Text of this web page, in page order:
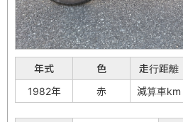
年式 色 走行距離
1982年
赤 減算車km